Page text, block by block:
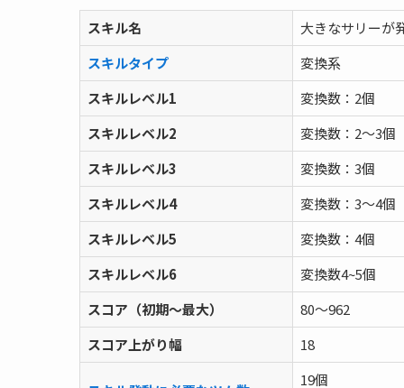
スキル名
大きなサリーが
スキルタイプ
変換系
スキルレベル1
変換数：2個
スキルレベル2
変換数：2～3個
スキルレベル3
変換数：3個
スキルレベル4
変換数：3～4個
スキルレベル5
変換数：4個
スキルレベル6
変換数4~5個
スコア（初期～最大）
80～962
スコア上がり幅
18
19個